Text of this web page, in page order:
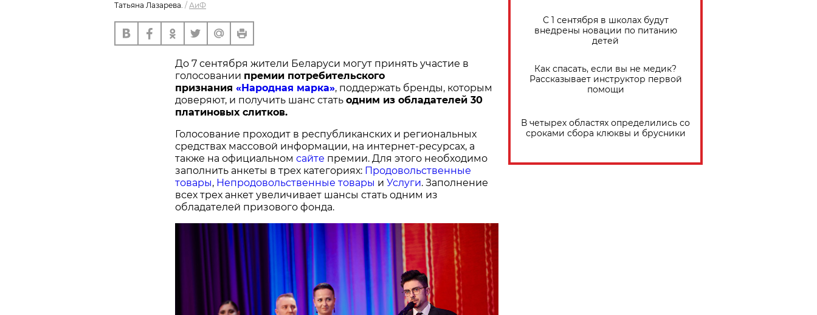
Татьяна Лазарева. / АиФ
До 7 сентября жители Беларуси могут принять участие в
голосовании премии потребительского
признания «Народная марка», поддержать бренды, которым
доверяют, и получить шанс стать одним из обладателей 30
платиновых слитков.
Голосование проходит в республиканских и региональных
средствах массовой информации, на интернет-ресурсах, а
также на официальном сайте премии. Для этого необходимо
заполнить анкеты в трех категориях: Продовольственные
товары, Непродовольственные товары и Услуги. Заполнение
всех трех анкет увеличивает шансы стать одним из
обладателей призового фонда.
С 1 сентября в школах будут
внедрены новации по питанию
детей
Как спасать, если вы не медик?
Рассказывает инструктор первой
помощи
В четырех областях определились со
сроками сбора клюквы и брусники